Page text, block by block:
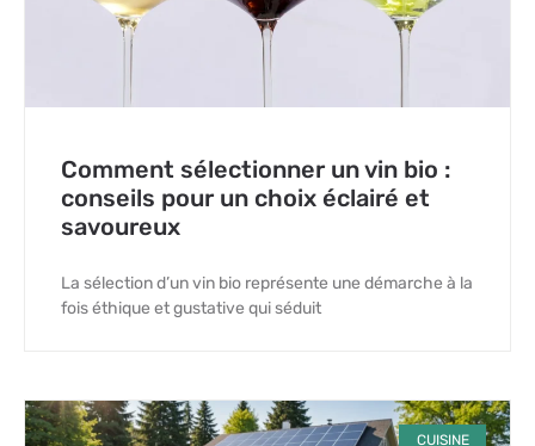
Comment sélectionner un vin bio :
conseils pour un choix éclairé et
savoureux
La sélection d’un vin bio représente une démarche à la
fois éthique et gustative qui séduit
CUISINE